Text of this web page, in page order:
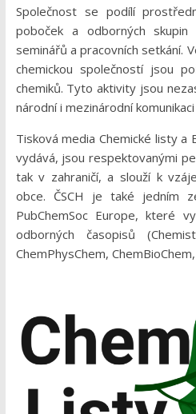
Společnost se podílí
poboček a odborných skupin
seminářů a pracovních setkání.
chemickou společností jsou
chemiků. Tyto aktivity jsou
národní i mezinárodní
Tisková media Chemické listy
vydává, jsou respektovanými
tak v zahraničí, a slouží k
obce. ČSCH je také jedním
PubChemSoc Europe, které
odborných časopisů
ChemPhysChem, ChemBioChem,